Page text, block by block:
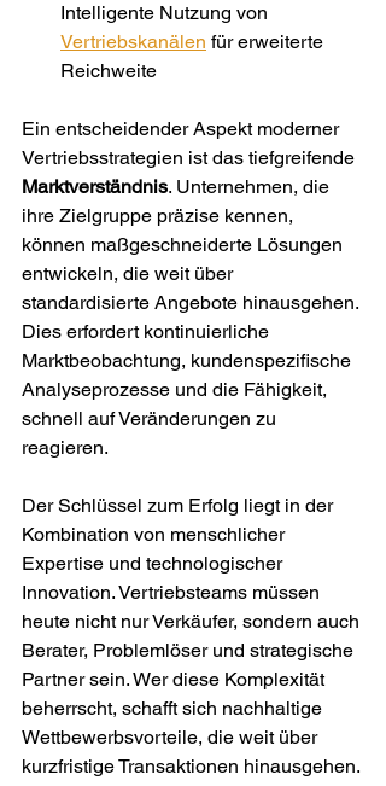
Intelligente Nutzung von
Vertriebskanälen für erweiterte
Reichweite
Ein entscheidender Aspekt moderner
Vertriebsstrategien ist das tiefgreifende
Marktverständnis. Unternehmen, die
ihre Zielgruppe präzise kennen,
können maßgeschneiderte Lösungen
entwickeln, die weit über
standardisierte Angebote hinausgehen.
Dies erfordert kontinuierliche
Marktbeobachtung, kundenspezifische
Analyseprozesse und die Fähigkeit,
schnell auf Veränderungen zu
reagieren.
Der Schlüssel zum Erfolg liegt in der
Kombination von menschlicher
Expertise und technologischer
Innovation. Vertriebsteams müssen
heute nicht nur Verkäufer, sondern auch
Berater, Problemlöser und strategische
Partner sein. Wer diese Komplexität
beherrscht, schafft sich nachhaltige
Wettbewerbsvorteile, die weit über
kurzfristige Transaktionen hinausgehen.